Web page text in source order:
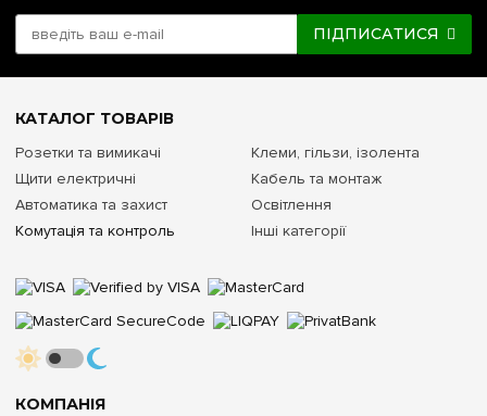
ПІДПИСАТИСЯ
КОМПАНІЯ
КАТАЛОГ ТОВАРІВ
Розетки та вимикачі
Щити електричні
Автоматика та захист
Комутація та контроль
Клеми, гільзи, ізолента
Кабель та монтаж
Освітлення
Інші категорії